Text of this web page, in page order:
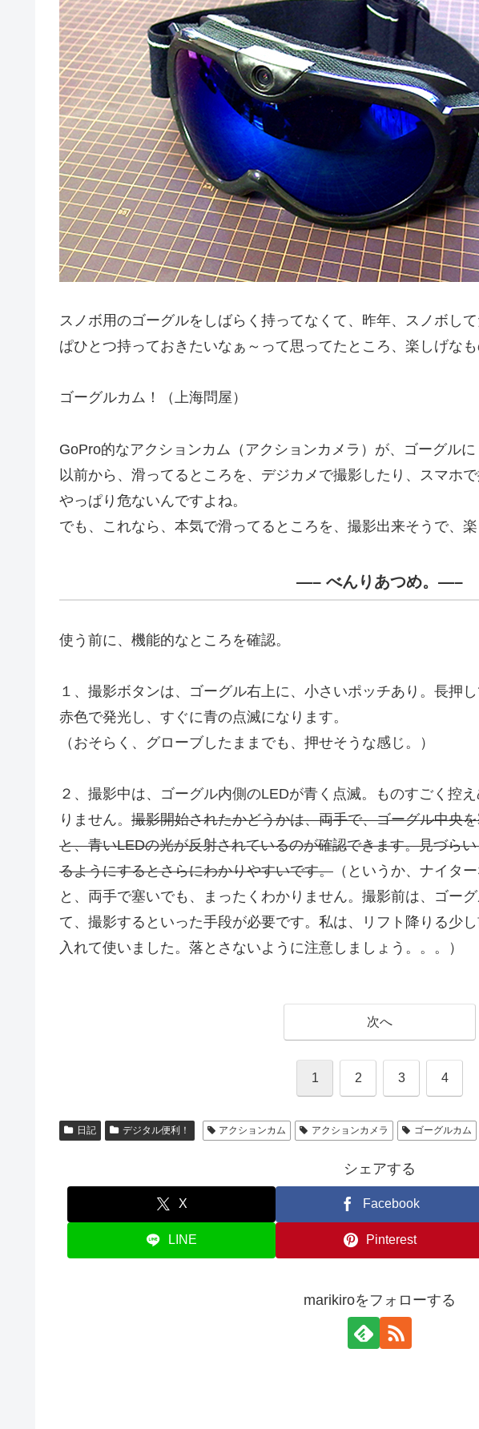
スノボ用のゴーグルをしばらく持ってなくて、昨年、スノボし
ぱひとつ持っておきたいなぁ～って思ってたところ、楽しげなも
ゴーグルカム！（上海問屋）
GoPro的なアクションカム（アクションカメラ）が、ゴーグルに
以前から、滑ってるところを、デジカメで撮影したり、スマホ
やっぱり危ないんですよね。
でも、これなら、本気で滑ってるところを、撮影出来そうで、楽
—– べんりあつめ。—–
使う前に、機能的なところを確認。
１、撮影ボタンは、ゴーグル右上に、小さいポッチあり。長押
赤色で発光し、すぐに青の点滅になります。
（おそらく、グローブしたままでも、押せそうな感じ。）
２、撮影中は、ゴーグル内側のLEDが青く点滅。ものすごく控
りません。 撮影開始されたかどうかは、両手で、ゴーグル中央
と、青いLEDの光が反射されているのが確認できます。見づら
るようにするとさらにわかりやすいです。 （というか、ナイタ
と、両手で塞いでも、まったくわかりません。撮影前は、ゴー
て、撮影するといった手段が必要です。私は、リフト降りる少
入れて使いました。落とさないように注意しましょう。。。）
次へ
1 2 3 4
日記 デジタル便利！ アクションカム アクションカメラ ゴーグルカム
シェアする
X Facebook
LINE Pinterest
marikiroをフォローする